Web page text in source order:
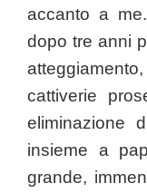
accanto a
dopo tre anni
cattiverie
eliminazione
insieme a
grande,